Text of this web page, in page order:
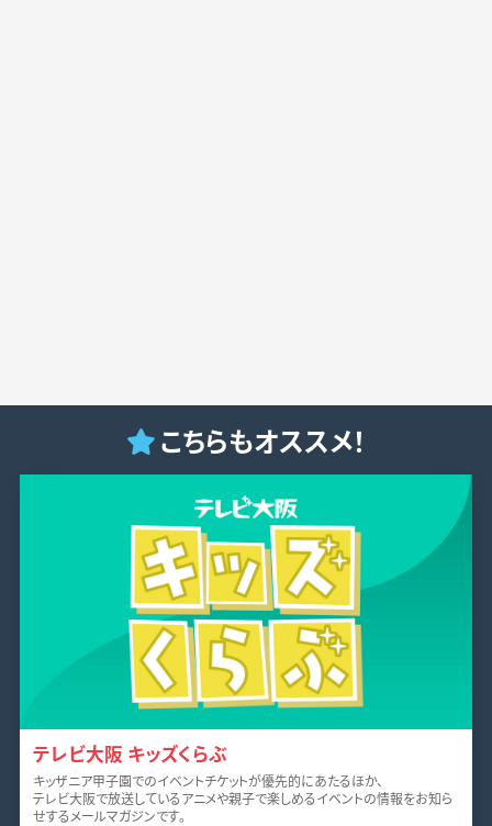
こちらもオススメ！
テレビ大阪 キッズくらぶ
キッザニア甲子園でのイベントチケットが優先的にあたるほか、
テレビ大阪で放送しているアニメや親子で楽しめるイベントの情報をお知ら
せするメールマガジンです。